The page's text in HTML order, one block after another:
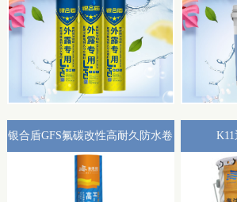
银合盾GFS氟碳改性高耐久防水卷
材外露专用(热熔型)